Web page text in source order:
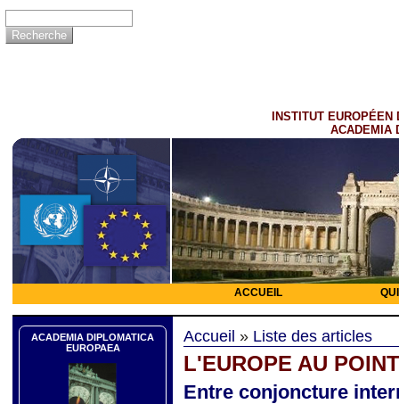
INSTITUT EUROPÉEN
ACADEMIA
ACCUEIL
ACADEMIA DIPLOMATICA
EUROPAEA
Accueil » Liste des articles
L'EUROPE AU
Entre conjoncture